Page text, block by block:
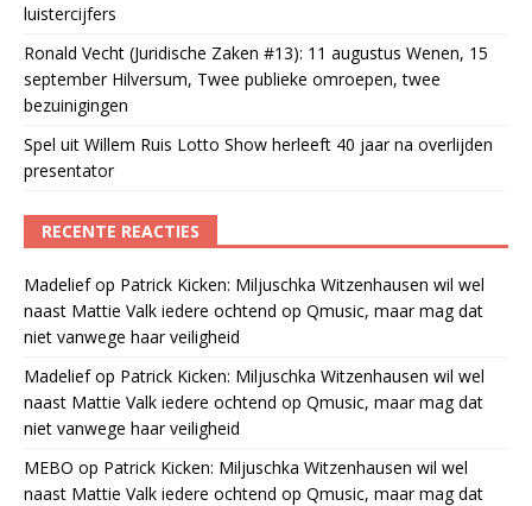
luistercijfers
Ronald Vecht (Juridische Zaken #13): 11 augustus Wenen, 15
september Hilversum, Twee publieke omroepen, twee
bezuinigingen
Spel uit Willem Ruis Lotto Show herleeft 40 jaar na overlijden
presentator
RECENTE REACTIES
Madeliefop Patrick Kicken: Miljuschka Witzenhausen wil wel
naast Mattie Valk iedere ochtend op Qmusic, maar mag dat
niet vanwege haar veiligheid
Madeliefop Patrick Kicken: Miljuschka Witzenhausen wil wel
naast Mattie Valk iedere ochtend op Qmusic, maar mag dat
niet vanwege haar veiligheid
MEBO op Patrick Kicken: Miljuschka Witzenhausen wil wel
naast Mattie Valk iedere ochtend op Qmusic, maar mag dat